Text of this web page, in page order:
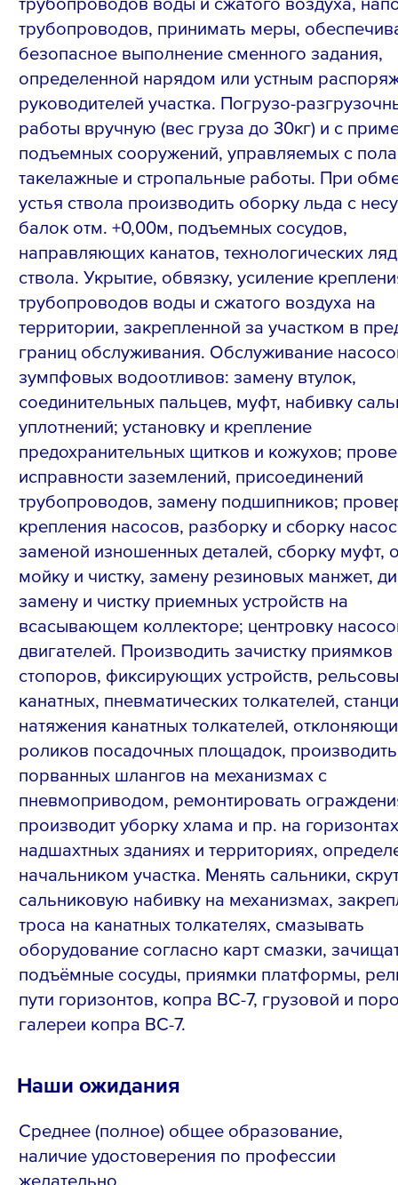
трубопроводов, принимать меры,
безопасное выполнение сменного задания,
определенной нарядом или устным
руководителей участка. Погрузо-
работы вручную (вес груза до 30кг) и с
подъемных сооружений, управляемых с
такелажные и стропальные работы. При
устья ствола производить оборку льда с
балок отм. +0,00м, подъемных сосудов,
направляющих канатов, технологических
ствола. Укрытие, обвязку, усиление
трубопроводов воды и сжатого воздуха на
территории, закрепленной за участком в
границ обслуживания. Обслуживание
зумпфовых водоотливов: замену втулок,
соединительных пальцев, муфт, набивку
уплотнений; установку и крепление
предохранительных щитков и кожухов;
исправности заземлений, присоединений
трубопроводов, замену подшипников;
крепления насосов, разборку и сборку
заменой изношенных деталей, сборку муфт,
мойку и чистку, замену резиновых манжет,
замену и чистку приемных устройств на
всасывающем коллекторе; центровку
двигателей. Производить зачистку приямков
стопоров, фиксирующих устройств,
канатных, пневматических толкателей,
натяжения канатных толкателей,
роликов посадочных площадок,
порванных шлангов на механизмах с
пневмоприводом, ремонтировать
производит уборку хлама и пр. на
надшахтных зданиях и территориях,
начальником участка. Менять сальники,
сальниковую набивку на механизмах,
троса на канатных толкателях, смазывать
оборудование согласно карт смазки,
подъёмные сосуды, приямки платформы,
пути горизонтов, копра ВС-7, грузовой и
галереи копра ВС-7.
Наши ожидания
Среднее (полное) общее образование,
наличие удостоверения по профессии
желательно